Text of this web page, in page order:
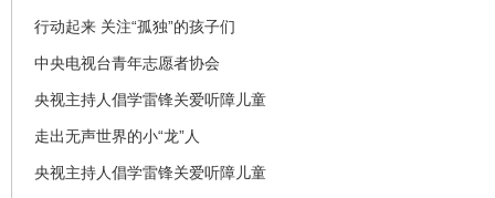
行动起来 关注“孤独”的孩子们
中央电视台青年志愿者协会
央视主持人倡学雷锋关爱听障儿童
走出无声世界的小“龙”人
央视主持人倡学雷锋关爱听障儿童